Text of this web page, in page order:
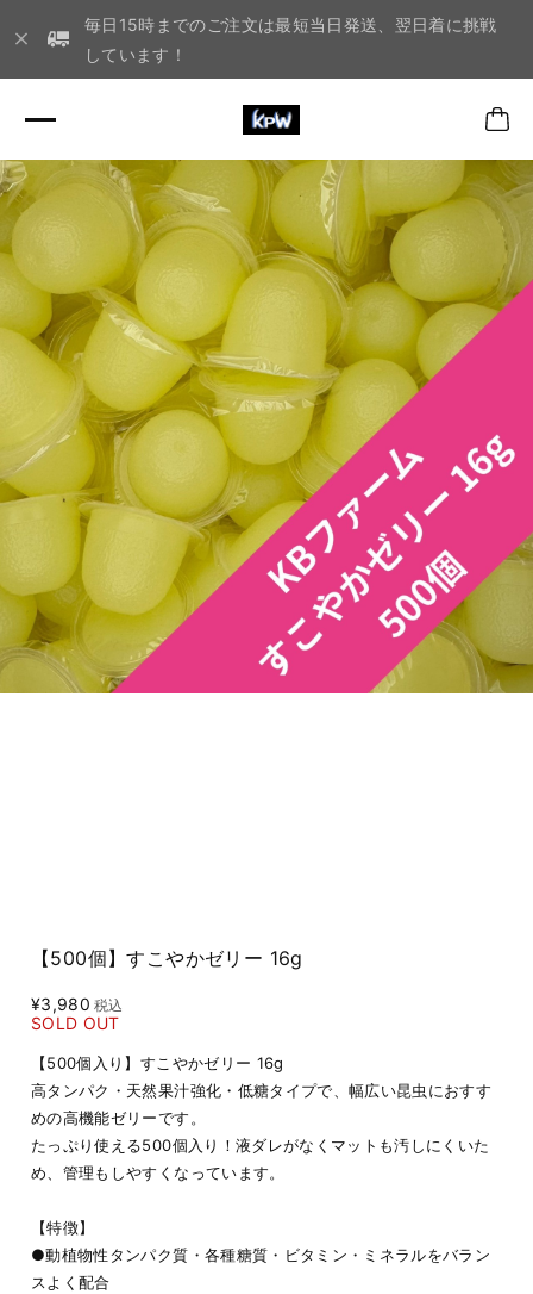
毎日15時までのご注文は最短当日発送、翌日着に挑戦
しています！
【500個】すこやかゼリー 16g
¥3,980 税込
SOLD OUT
【500個入り】すこやかゼリー 16g
高タンパク・天然果汁強化・低糖タイプで、幅広い昆虫におすす
めの高機能ゼリーです。
たっぷり使える500個入り！液ダレがなくマットも汚しにくいた
め、管理もしやすくなっています。
【特徴】
●動植物性タンパク質・各種糖質・ビタミン・ミネラルをバラン
スよく配合